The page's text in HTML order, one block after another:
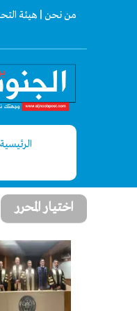
من نحن | هيئة
الرئيسية
اختيار المحرر